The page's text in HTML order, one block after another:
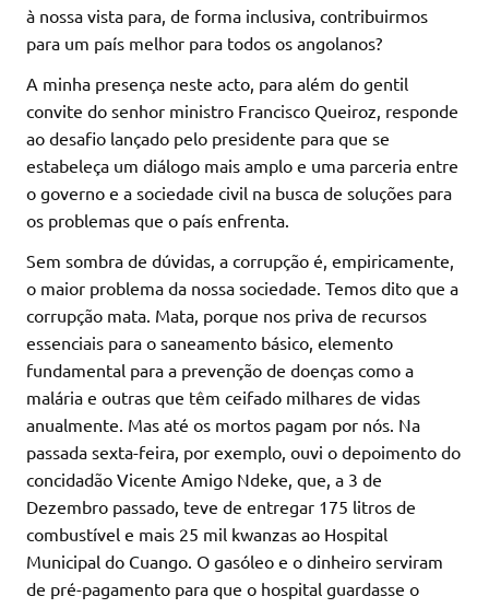
à nossa vista para, de forma inclusiva, contribuirmos
para um país melhor para todos os angolanos?
A minha presença neste acto, para além do gentil
convite do senhor ministro Francisco Queiroz, responde
ao desafio lançado pelo presidente para que se
estabeleça um diálogo mais amplo e uma parceria entre
o governo e a sociedade civil na busca de soluções para
os problemas que o país enfrenta.
Sem sombra de dúvidas, a corrupção é, empiricamente,
o maior problema da nossa sociedade. Temos dito que a
corrupção mata. Mata, porque nos priva de recursos
essenciais para o saneamento básico, elemento
fundamental para a prevenção de doenças como a
malária e outras que têm ceifado milhares de vidas
anualmente. Mas até os mortos pagam por nós. Na
passada sexta-feira, por exemplo, ouvi o depoimento do
concidadão Vicente Amigo Ndeke, que, a 3 de
Dezembro passado, teve de entregar 175 litros de
combustível e mais 25 mil kwanzas ao Hospital
Municipal do Cuango. O gasóleo e o dinheiro serviram
de pré-pagamento para que o hospital guardasse o